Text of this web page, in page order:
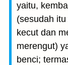
yaitu,
(sesudah
kecut dan
merengut)
benci;